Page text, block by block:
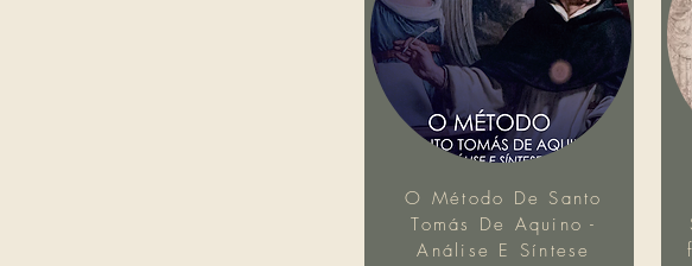
O Método De Santo
Tomás De Aquino -
Análise E Síntese